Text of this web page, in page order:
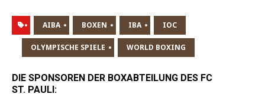
AIBA BOXEN IBA IOC
OLYMPISCHE SPIELE WORLD BOXING
DIE SPONSOREN DER BOXABTEILUNG DES FC
ST. PAULI: